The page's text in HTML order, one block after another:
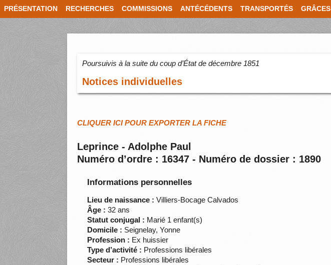
PRÉSENTATION RECHERCHES COMMISSIONS ANTÉCÉDENTS TRANSPORTÉS GRÂCES
Poursuivis à la suite du coup d’État de décembre 1851
Notices individuelles
CLIQUER ICI POUR EXPORTER LA FICHE
Leprince - Adolphe Paul
Numéro d’ordre : 16347 - Numéro de dossier : 1890
Informations personnelles
Lieu de naissance : Villiers-Bocage Calvados
Âge : 32 ans
Statut conjugal : Marié 1 enfant(s)
Domicile : Seignelay, Yonne
Profession : Ex huissier
Type d’activité : Professions libérales
Secteur : Professions libérales